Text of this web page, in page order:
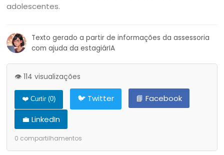
adolescentes.
Texto gerado a partir de informações da assessoria
com ajuda da estagiárIA
👁️ 114 visualizações
❤️ Curtir (0) 🐦 Twitter
📘 Facebook
💼 LinkedIn
0 compartilhamentos